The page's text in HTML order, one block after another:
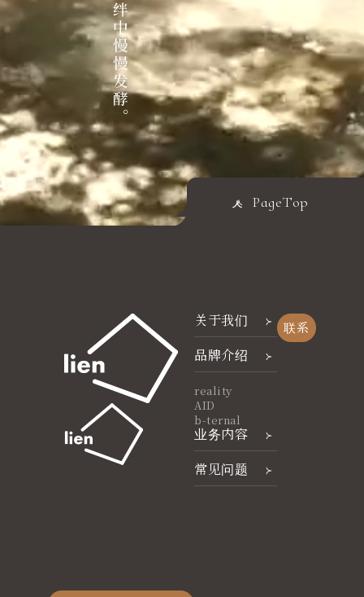
PageTop
关于我们
品牌介绍
reality
AID
b-ternal
业务内容
常见问题
联系